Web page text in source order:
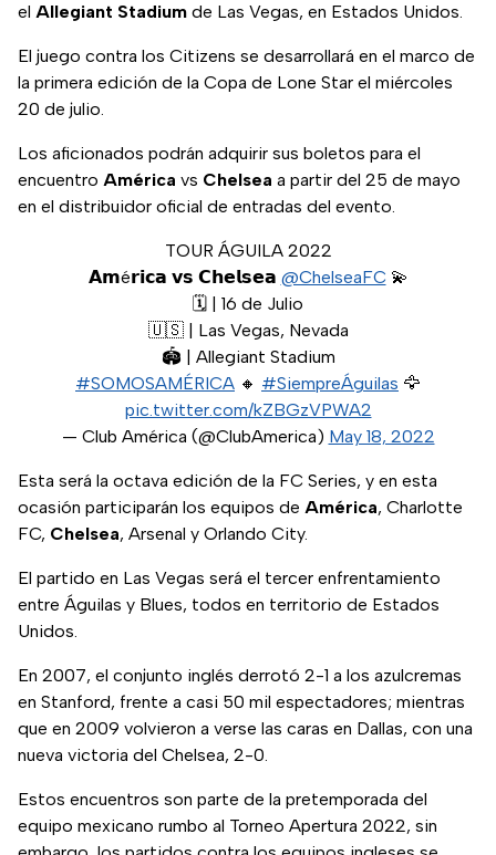
el Allegiant Stadium de Las Vegas, en Estados Unidos.
El juego contra los Citizens se desarrollará en el marco de
la primera edición de la Copa de Lone Star el miércoles
20 de julio.
Los aficionados podrán adquirir sus boletos para el
encuentro América vs Chelsea a partir del 25 de mayo
en el distribuidor oficial de entradas del evento.
TOUR ÁGUILA 2022
𝗔𝗺é𝗿𝗶𝗰𝗮 𝘃𝘀 𝗖𝗵𝗲𝗹𝘀𝗲𝗮 @ChelseaFC💫
🗓️ | 16 de Julio
🇺🇸 | Las Vegas, Nevada
🏟️ | Allegiant Stadium
#SOMOSAMÉRICA 🔸 #SiempreÁguilas 🦅
pic.twitter.com/kZBGzVPWA2
— Club América (@ClubAmerica) May 18, 2022
Esta será la octava edición de la FC Series, y en esta
ocasión participarán los equipos de América, Charlotte
FC, Chelsea, Arsenal y Orlando City.
El partido en Las Vegas será el tercer enfrentamiento
entre Águilas y Blues, todos en territorio de Estados
Unidos.
En 2007, el conjunto inglés derrotó 2-1 a los azulcremas
en Stanford, frente a casi 50 mil espectadores; mientras
que en 2009 volvieron a verse las caras en Dallas, con una
nueva victoria del Chelsea, 2-0.
Estos encuentros son parte de la pretemporada del
equipo mexicano rumbo al Torneo Apertura 2022, sin